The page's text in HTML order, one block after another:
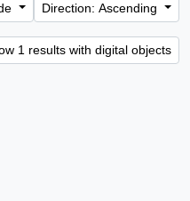
Direction: Ascending
1 results with digital objects